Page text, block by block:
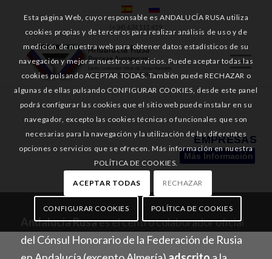
Más Información
EMPRESAS
Andalucía Rusaes el centro colaborador oficial
del Cónsul Honorario de la Federación de Rusia
Esta página Web, cuyo responsable es ANDALUCÍA RUSA utiliza
cookies propias y de terceros para realizar análisis de uso y de
medición de nuestra web para obtener datos estadísticos de su
navegación y mejorar nuestros servicios. Puede aceptar todas las
cookies pulsando ACEPTAR TODAS. También puede RECHAZAR o
algunas de ellas pulsando CONFIGURAR COOKIES, desde este panel
podrá configurar las cookies que el sitio web puede instalar en su
navegador, excepto las cookies técnicas o funcionales que son
necesarias para la navegación y la utilización de las diferentes
opciones o servicios que se ofrecen. Más información en nuestra
POLÍTICA DE COOKIES.
ACEPTAR TODAS RECHAZAR
CONFIGURAR COOKIES POLÍTICA DE COOKIES